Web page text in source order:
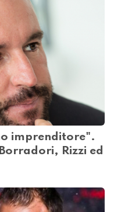
imprenditore".
Rizzi ed